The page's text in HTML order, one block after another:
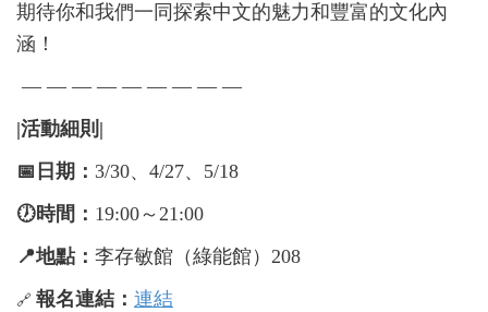
期待你和我們一同探索中文的魅力和豐富的文化內
涵！
— — — — — — — — —
|活動細則|
📅 日期： 3/30、4/27、5/18
🕖時間： 19:00～21:00
📍地點： 李存敏館（綠能館）208
🔗 報名連結： 連結